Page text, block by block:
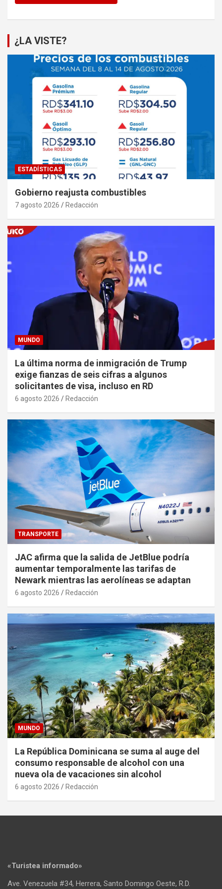
¿LA VISTE?
ESTADÍSTICAS
Gobierno reajusta combustibles
7 agosto 2026 Redacción
MUNDO
La última norma de inmigración de Trump
exige fianzas de seis cifras a algunos
solicitantes de visa, incluso en RD
6 agosto 2026 Redacción
TRANSPORTE
JAC afirma que la salida de JetBlue podría
aumentar temporalmente las tarifas de
Newark mientras las aerolíneas se adaptan
6 agosto 2026 Redacción
MUNDO
La República Dominicana se suma al auge del
consumo responsable de alcohol con una
nueva ola de vacaciones sin alcohol
6 agosto 2026 Redacción
«Turistea informado»
Ave. Venezuela #34, Herrera, Santo Domingo Oeste, R.D.